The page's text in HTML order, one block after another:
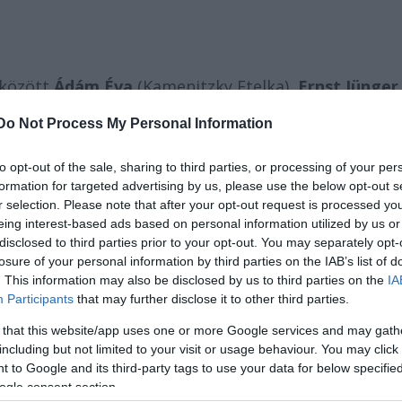
Not Process My Personal Information
opt-out of the sale, sharing to third parties, or processing of your
for targeted advertising by us, please use the below opt-out
selection. Please note that after your opt-out request is processed
interest-based ads based on personal information utilized by us
to third parties prior to your opt-out. You may separately
of your personal information by third parties on the IAB’s list of
This information may also be disclosed by us to third parties on the
Participants that may further disclose it to other third parties.
that this website/app uses one or more Google services and may
but not limited to your visit or usage behaviour. You may
to Google and its third-party tags to use your data for below
consent section.
közöttÁdám Éva(Kamenitzky Etelka),Ernst Jünger
lesz látható. Októbertől budapesti helyszínekre